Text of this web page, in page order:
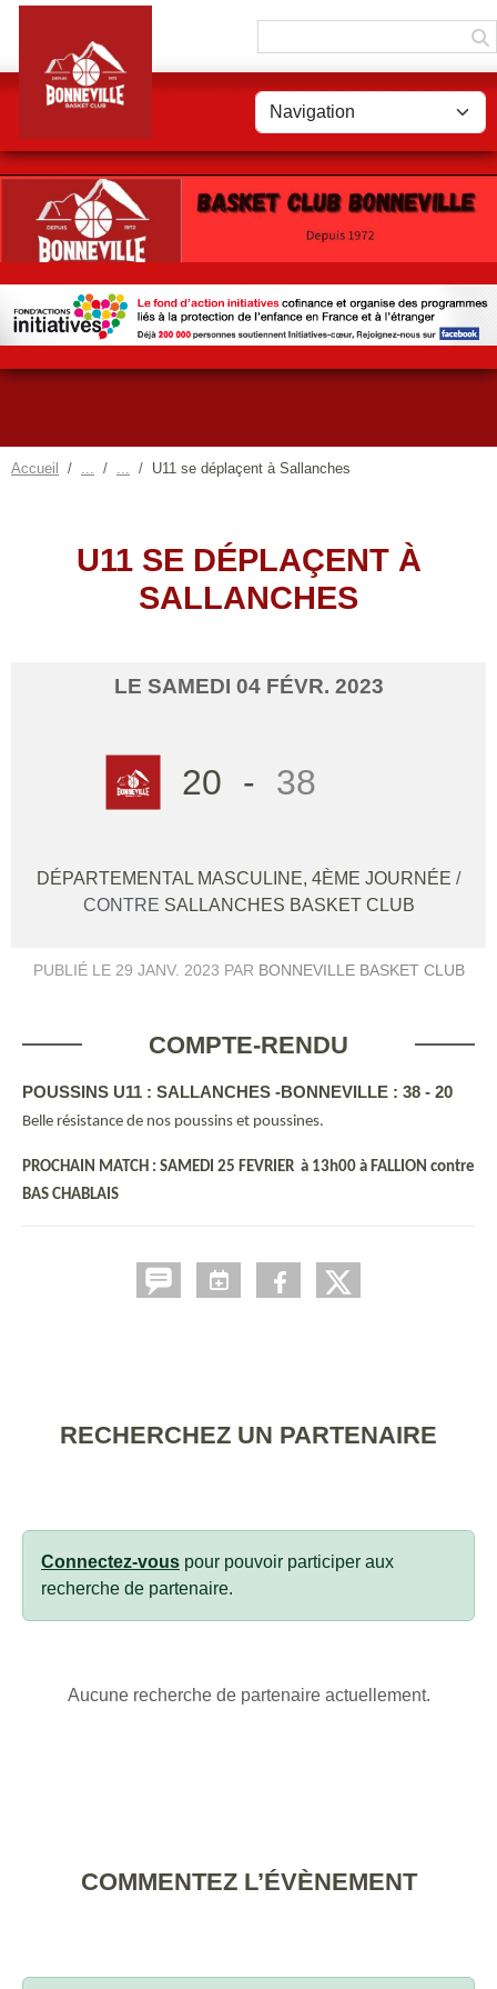
Accueil U11 se déplaçent à Sallanches
U11 SE DÉPLAÇENT À
SALLANCHES
LE SAMEDI 04 FÉVR. 2023
20 - 38
DÉPARTEMENTAL MASCULINE, 4ÈME JOURNÉE /
CONTRE SALLANCHES BASKET CLUB
PUBLIÉ LE 29 JANV. 2023 PAR BONNEVILLE BASKET CLUB
COMPTE-RENDU
POUSSINS U11 : SALLANCHES -BONNEVILLE : 38 - 20
Belle résistance de nos poussins et poussines.
PROCHAIN MATCH : SAMEDI 25 FEVRIER à 13h00 à FALLION contre
BAS CHABLAIS
RECHERCHEZ UN PARTENAIRE
Connectez-vous pour pouvoir participer aux
recherche de partenaire.
Aucune recherche de partenaire actuellement.
COMMENTEZ L’ÉVÈNEMENT